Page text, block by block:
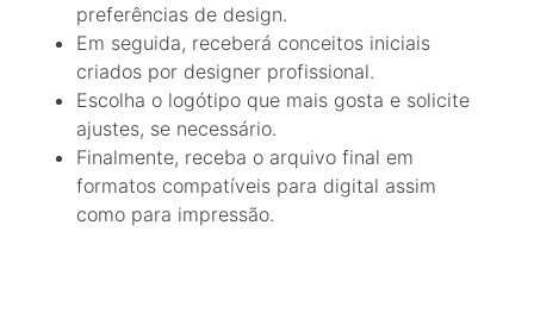
preferências de design.
Em seguida, receberá conceitos iniciais
criados por designer profissional.
Escolha o logótipo que mais gosta e solicite
ajustes, se necessário.
Finalmente, receba o arquivo final em
formatos compatíveis para digital assim
como para impressão.